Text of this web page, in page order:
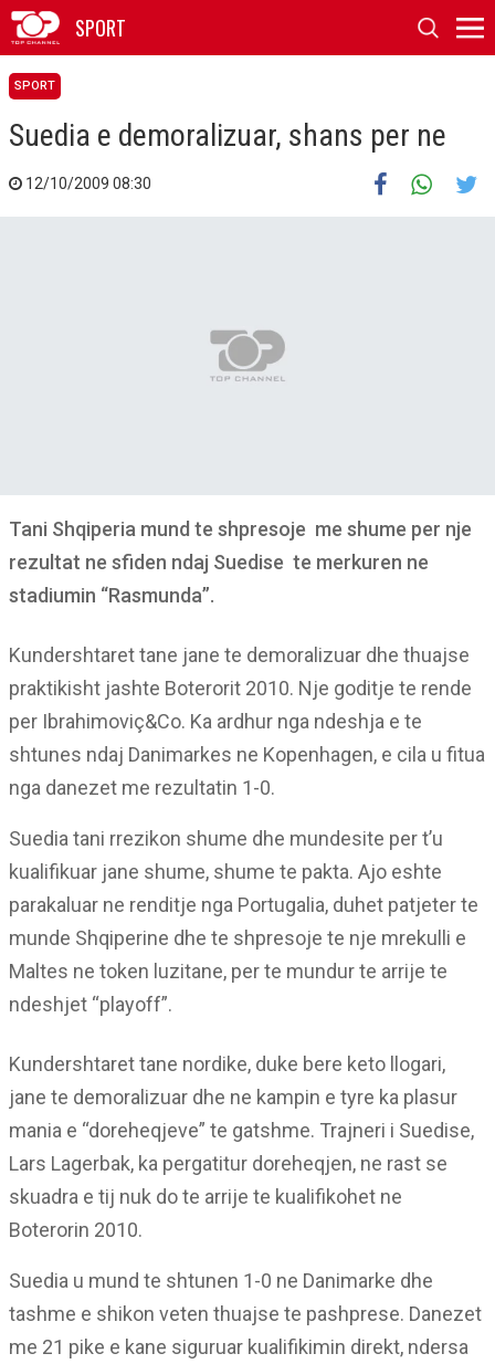
SPORT
SPORT
Suedia e demoralizuar, shans per ne
12/10/2009 08:30
Tani Shqiperia mund te shpresoje me shume per nje
rezultat ne sfiden ndaj Suedise te merkuren ne
stadiumin “Rasmunda”.
Kundershtaret tane jane te demoralizuar dhe thuajse
praktikisht jashte Boterorit 2010. Nje goditje te rende
per Ibrahimoviç&Co. Ka ardhur nga ndeshja e te
shtunes ndaj Danimarkes ne Kopenhagen, e cila u fitua
nga danezet me rezultatin 1-0.
Suedia tani rrezikon shume dhe mundesite per t’u
kualifikuar jane shume, shume te pakta. Ajo eshte
parakaluar ne renditje nga Portugalia, duhet patjeter te
munde Shqiperine dhe te shpresoje te nje mrekulli e
Maltes ne token luzitane, per te mundur te arrije te
ndeshjet “playoff”.
Kundershtaret tane nordike, duke bere keto llogari,
jane te demoralizuar dhe ne kampin e tyre ka plasur
mania e “doreheqjeve” te gatshme. Trajneri i Suedise,
Lars Lagerbak, ka pergatitur doreheqjen, ne rast se
skuadra e tij nuk do te arrije te kualifikohet ne
Boterorin 2010.
Suedia u mund te shtunen 1-0 ne Danimarke dhe
tashme e shikon veten thuajse te pashprese. Danezet
me 21 pike e kane siguruar kualifikimin direkt, ndersa